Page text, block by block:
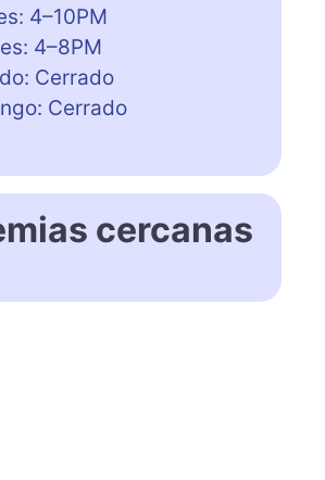
4–10PM
4–8PM
Cerrado
Cerrado
cercanas